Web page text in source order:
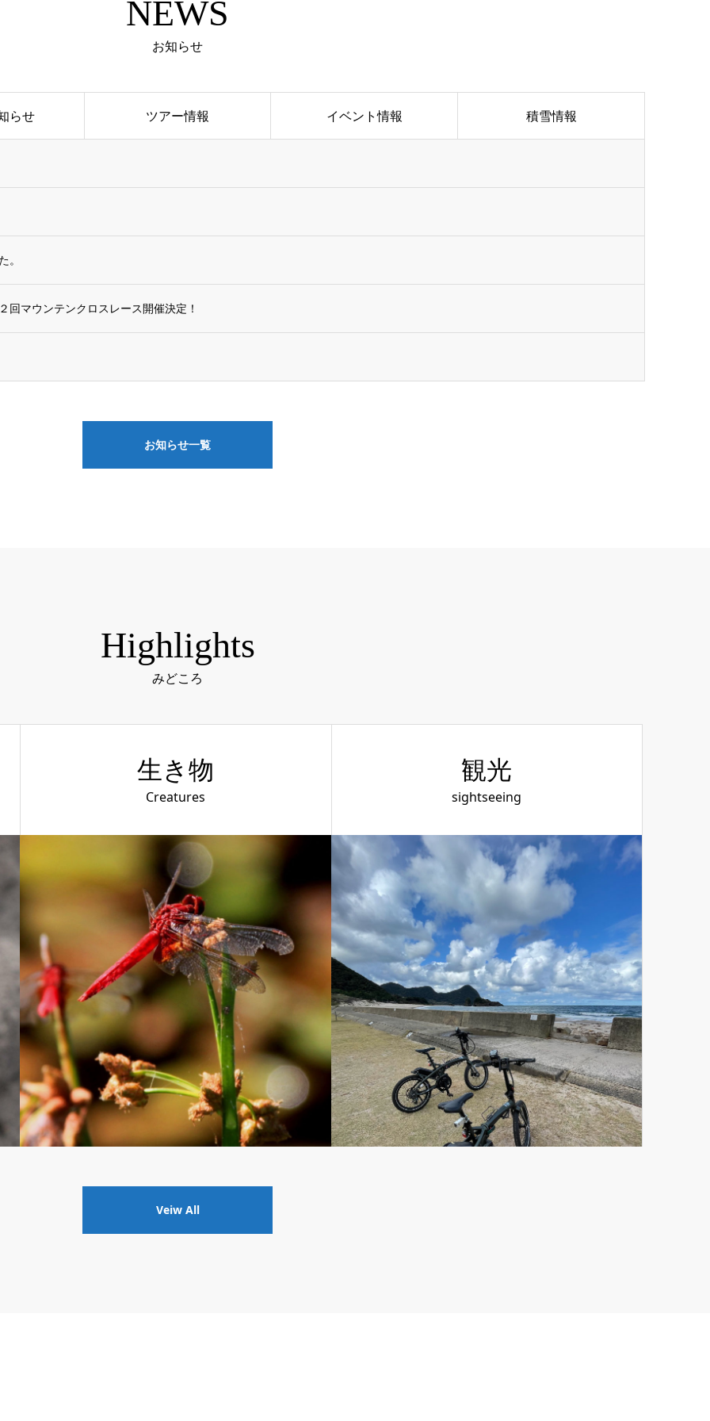
NEWS
お知らせ
らせ ツアー情報 イベント情報 積雪情報
。
マウンテンクロスレース開催決定！
お知らせ一覧
Highlights
みどころ
生き物
Creatures
観光
sightseeing
Veiw All